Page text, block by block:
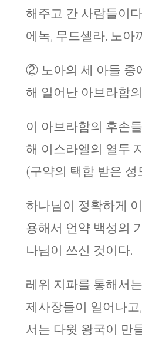
해주고 간 사람들이
에녹, 무드셀라, 노아
② 노아의 세 아들 중
해 일어난 아브라함
이 아브라함의 후손
해 이스라엘의 열두
(구약의 택함 받은 성
하나님이 정확하게
용해서 언약 백성의
나님이 쓰신 것이다.
레위 지파를 통해서
제사장들이 일어나
서는 다윗 왕국이 만